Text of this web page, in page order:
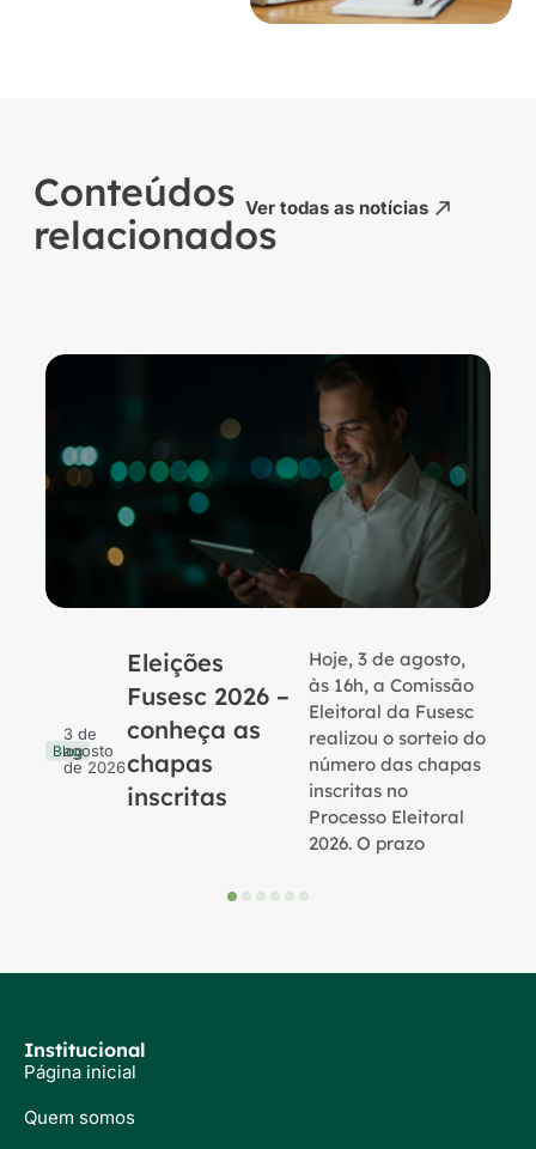
Conteúdos
relacionados
Ver todas as notícias
Blog
3 de
agosto
de 2026
Eleições
Fusesc 2026 –
conheça as
chapas
inscritas
Hoje, 3 de agosto,
às 16h, a Comissão
Eleitoral da Fusesc
realizou o sorteio do
número das chapas
inscritas no
Processo Eleitoral
2026. O prazo
Institucional
Página inicial
Quem somos